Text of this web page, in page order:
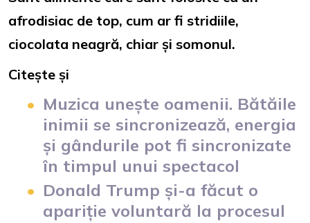
afrodisiac de top, cum ar fi stridiile,
ciocolata neagră, chiar și somonul.
Citește și
Muzica unește oamenii. Bătăile
inimii se sincronizează, energia
și gândurile pot fi sincronizate
în timpul unui spectacol
Donald Trump și-a făcut o
apariție voluntară la procesul